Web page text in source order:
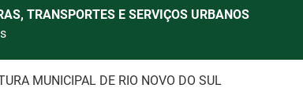
TRANSPORTES E SERVIÇOS URBANOS
MUNICIPAL DE RIO NOVO DO SUL